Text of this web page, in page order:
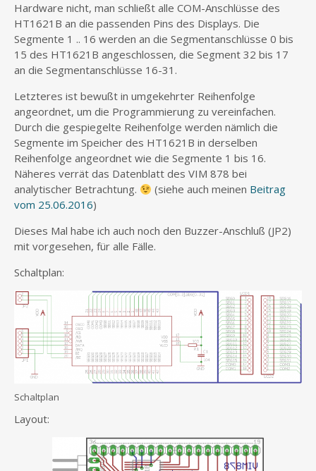
Hardware nicht, man schließt alle COM-Anschlüsse des
HT1621B an die passenden Pins des Displays. Die
Segmente 1 .. 16 werden an die Segmentanschlüsse 0 bis
15 des HT1621B angeschlossen, die Segment 32 bis 17
an die Segmentanschlüsse 16-31.
Letzteres ist bewußt in umgekehrter Reihenfolge
angeordnet, um die Programmierung zu vereinfachen.
Durch die gespiegelte Reihenfolge werden nämlich die
Segmente im Speicher des HT1621B in derselben
Reihenfolge angeordnet wie die Segmente 1 bis 16.
Näheres verrät das Datenblatt des VIM 878 bei
analytischer Betrachtung.
(siehe auch meinen Beitrag
vom 25.06.2016)
Dieses Mal habe ich auch noch den Buzzer-Anschluß (JP2)
mit vorgesehen, für alle Fälle.
Schaltplan:
Schaltplan
Layout: